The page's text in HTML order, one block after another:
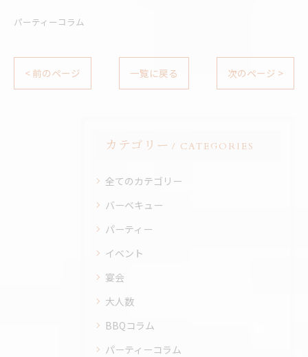
パーティーコラム
< 前のページ 一覧に戻る 次のページ >
カテゴリー CATEGORIES
全てのカテゴリー
バーベキュー
パーティー
イベント
宴会
大人数
BBQコラム
パーティーコラム